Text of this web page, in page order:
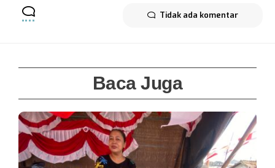
Tidak ada komentar
Baca Juga